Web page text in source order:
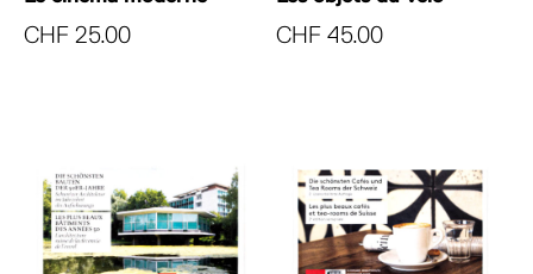
CHF 25.00 CHF 45.00